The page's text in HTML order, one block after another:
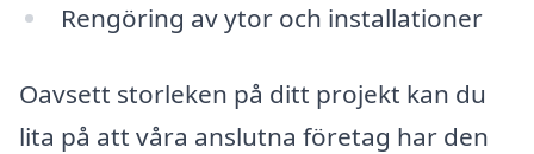
Rengöring av ytor och installationer
Oavsett storleken på ditt projekt kan du
lita på att våra anslutna företag har den